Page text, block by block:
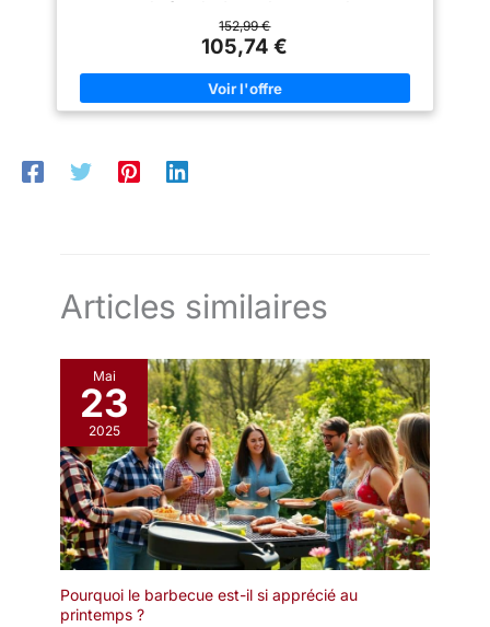
hauteur par manivelle, ce chariot BBQ permet de contrôler avec
précision la distance entre les braises et la grille de cuisson
[Clapet anti-feu] - Le clapet anti-feu intégré offre une sécurité
accrue lors de l ajout de charbon de bois pendant la cuisson
vus protégeant des flammes pour un déroulement paisible du
barbecue [Espace de rangement pratique] - Le chariot est doté
Avec ses deux roues ø 150 x 36 mm et son bac à cendres
152,99 €
105,74 €
Articles similaires
Mai
23
2025
Pourquoi le barbecue est-il si apprécié au
printemps ?